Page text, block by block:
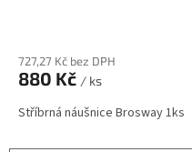
727,27 Kč bez DPH
880 Kč / ks
Stříbrná náušnice Brosway 1ks